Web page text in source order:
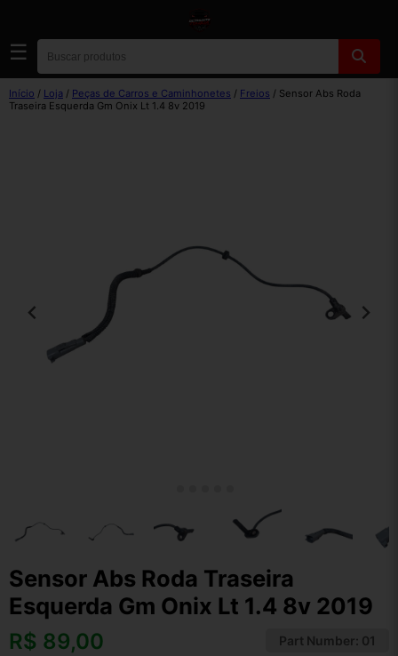
☰
Início / Loja / Peças de Carros e Caminhonetes / Freios / Sensor Abs Roda
Traseira Esquerda Gm Onix Lt 1.4 8v 2019
Sensor Abs Roda Traseira
Esquerda Gm Onix Lt 1.4 8v 2019
R$ 89,00 Part Number: 01